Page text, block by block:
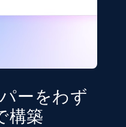
ーをわず
構築